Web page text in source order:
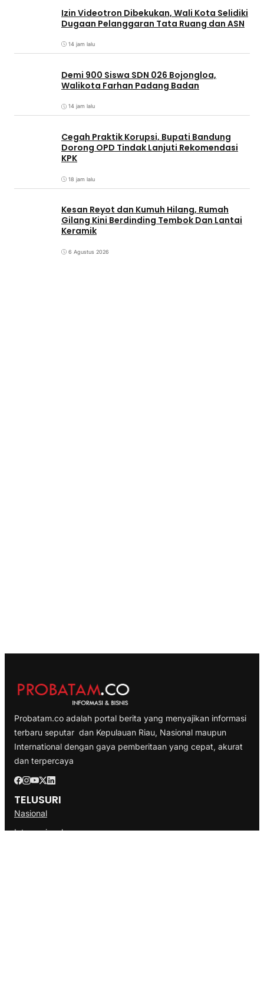
Izin Videotron Dibekukan, Wali Kota Selidiki
Dugaan Pelanggaran Tata Ruang dan ASN
14 jam lalu
Demi 900 Siswa SDN 026 Bojongloa,
Walikota Farhan Padang Badan
14 jam lalu
Cegah Praktik Korupsi, Bupati Bandung
Dorong OPD Tindak Lanjuti Rekomendasi
KPK
18 jam lalu
Kesan Reyot dan Kumuh Hilang, Rumah
Gilang Kini Berdinding Tembok Dan Lantai
Keramik
6 Agustus 2026
Probatam.co adalah portal berita yang menyajikan informasi
terbaru seputar dan Kepulauan Riau, Nasional maupun
International dengan gaya pemberitaan yang cepat, akurat
dan terpercaya
TELUSURI
Nasional
Internasional